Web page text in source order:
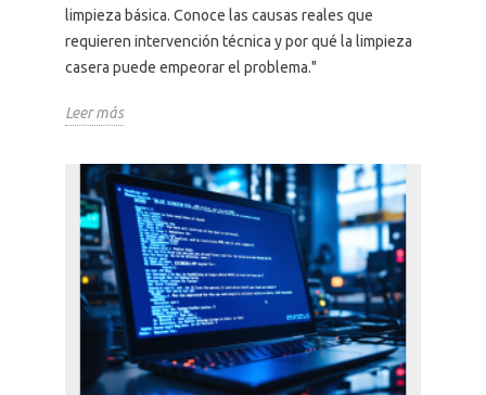
limpieza básica. Conoce las causas reales que
requieren intervención técnica y por qué la limpieza
casera puede empeorar el problema."
Leer más